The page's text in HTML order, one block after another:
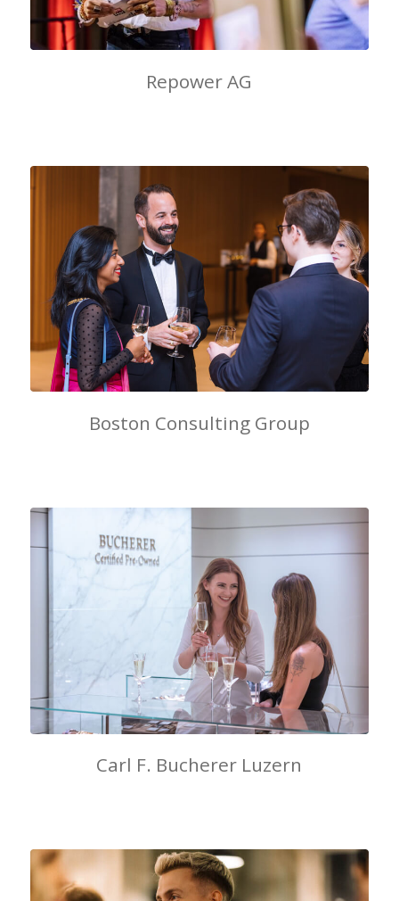
Repower AG
Boston Consulting Group
Carl F. Bucherer Luzern